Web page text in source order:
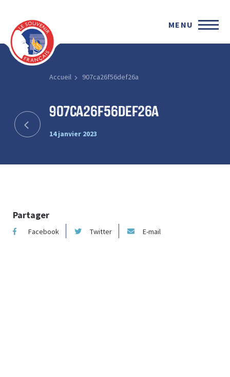
MENU
Accueil 907ca26f56def26a
907ca26f56def26a
14 janvier 2023
Partager
Facebook Twitter E-mail